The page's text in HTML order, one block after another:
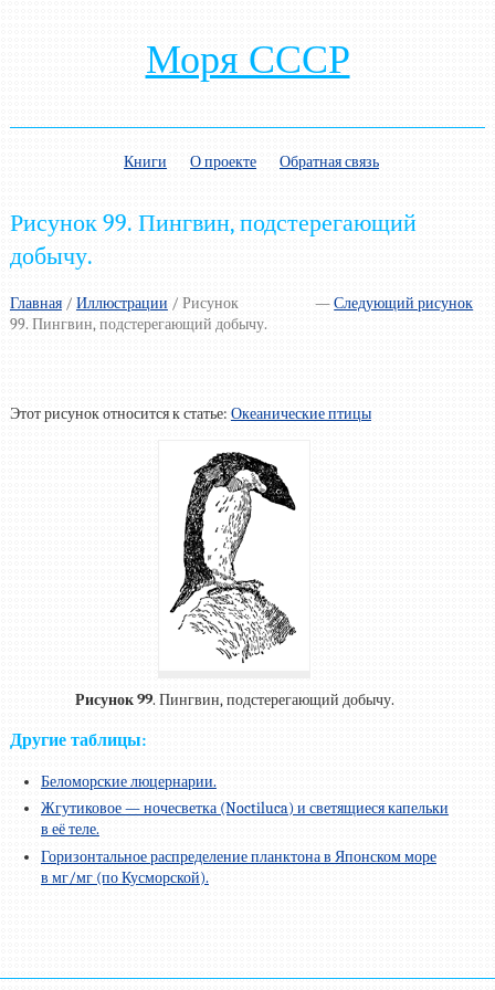
Моря СССР
Книги О проекте Обратная связь
Рисунок 99. Пингвин, подстерегающий
добычу.
Главная/ —Следующий рисунок
Иллюстрации / Рисунок
99. Пингвин, подстерегающий добычу.
Этот рисунок относится к статье: Океанические птицы
Рисунок 99. Пингвин, подстерегающий добычу.
Другие таблицы:
Беломорские люцернарии.
Жгутиковое — ночесветка (Noctiluca) и светящиеся капельки
в её теле.
Горизонтальное распределение планктона в Японском море
в мг/мг (по Кусморской).